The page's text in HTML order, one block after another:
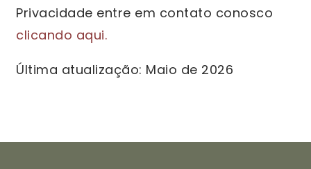
Privacidade entre em contato conosco
clicando aqui.
Última atualização: Maio de 2026